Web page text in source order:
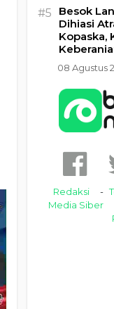
#5
Besok
Dihiasi
Kopaska,
08 Agustus
Redaksi
Media Siber